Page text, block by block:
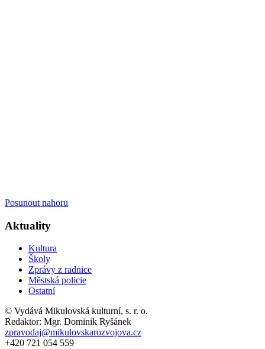
Posunout nahoru
Aktuality
Kultura
Školy
Zprávy z radnice
Městská policie
Ostatní
© Vydává Mikulovská kulturní, s. r. o.
Redaktor: Mgr. Dominik Ryšánek
zpravodaj@mikulovskarozvojova.cz
+420 721 054 559